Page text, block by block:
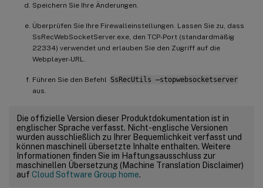
Speichern Sie Ihre Änderungen.
Überprüfen Sie Ihre Firewalleinstellungen. Lassen Sie zu, dass
SsRecWebSocketServer.exe, den TCP-Port (standardmäßig
22334) verwendet und erlauben Sie den Zugriff auf die
Webplayer-URL.
Führen Sie den Befehl
SsRecUtils –stopwebsocketserver
aus.
Die offizielle Version dieser Produktdokumentation ist in
englischer Sprache verfasst. Nicht-englische Versionen
wurden ausschließlich zu Ihrer Bequemlichkeit verfasst und
können maschinell übersetzte Inhalte enthalten. Weitere
Informationen finden Sie im Haftungsausschluss zur
maschinellen Übersetzung (Machine Translation Disclaimer)
auf Cloud Software Group home.